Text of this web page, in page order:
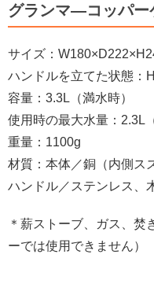
グランマ―コッパー
サイズ：
ハンドルを立てた状態：
容量：3.3L（満水時）
使用時の最大水量：2.3L
重量：1100g
材質：本体／銅（内側ス
ハンドル／ステンレス、
＊薪ストーブ、ガス、焚
ーでは使用できません）